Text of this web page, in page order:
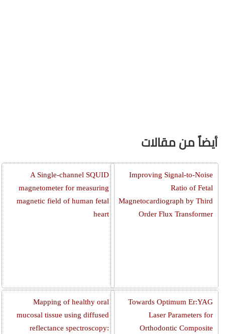
أيضاً من مقالات
Improving Signal-to-Noise
Ratio of Fetal
Magnetocardiograph by Third
Order Flux Transformer
Towards Optimum Er:YAG
Laser Parameters for
Orthodontic Composite
A Single-channel SQUID
magnetometer for measuring
magnetic field of human fetal
heart
Mapping of healthy oral
mucosal tissue using diffused
reflectance spectroscopy: